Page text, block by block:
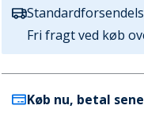
Fri fragt ved køb
Køb nu, betal